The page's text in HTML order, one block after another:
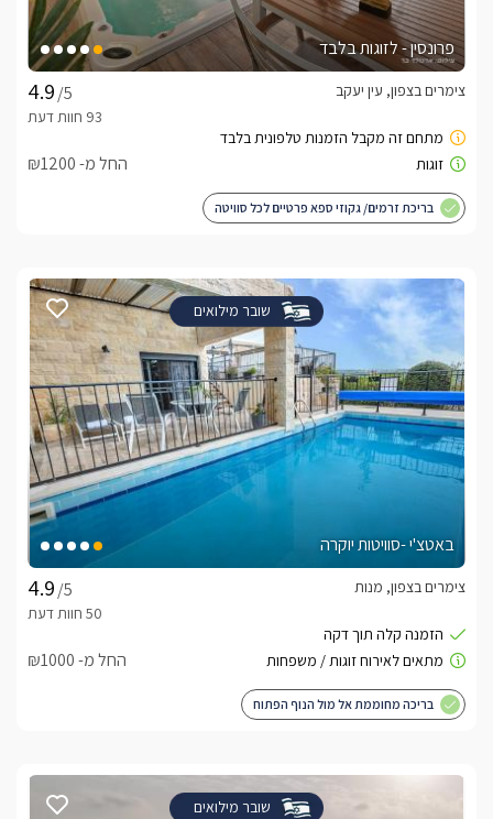
פרונסין - לזוגות בלבד
/5
צימרים בצפון, עין יעקב
החל מ- ₪1200
בריכת זרמים/ גקוזי ספא פרטיים לכל סוויטה
שובר מילואים
באטצ'י -סוויטות יוקרה
/5
צימרים בצפון, מנות
החל מ- ₪1000
בריכה מחוממת אל מול הנוף הפתוח
שובר מילואים